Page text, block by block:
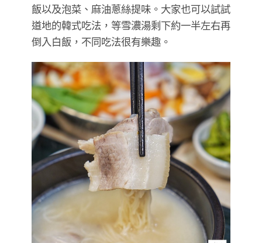
飯以及泡菜、麻油蔥絲提味。大家也可以試試
道地的韓式吃法，等雪濃湯剩下約一半左右再
倒入白飯，不同吃法很有樂趣。